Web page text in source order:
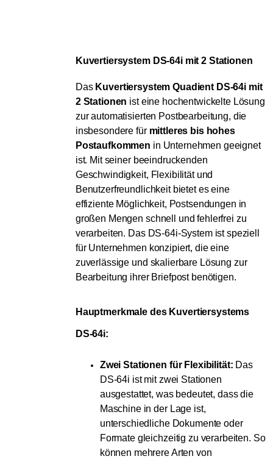
Kuvertiersystem DS-64i mit 2 Stationen
Das Kuvertiersystem Quadient DS-64i mit
2 Stationen ist eine hochentwickelte Lösung
zur automatisierten Postbearbeitung, die
insbesondere für mittleres bis hohes
Postaufkommen in Unternehmen geeignet
ist. Mit seiner beeindruckenden
Geschwindigkeit, Flexibilität und
Benutzerfreundlichkeit bietet es eine
effiziente Möglichkeit, Postsendungen in
großen Mengen schnell und fehlerfrei zu
verarbeiten. Das DS-64i-System ist speziell
für Unternehmen konzipiert, die eine
zuverlässige und skalierbare Lösung zur
Bearbeitung ihrer Briefpost benötigen.
Hauptmerkmale des Kuvertiersystems
DS-64i:
Zwei Stationen für Flexibilität: Das
DS-64i ist mit zwei Stationen
ausgestattet, was bedeutet, dass die
Maschine in der Lage ist,
unterschiedliche Dokumente oder
Formate gleichzeitig zu verarbeiten. So
können mehrere Arten von